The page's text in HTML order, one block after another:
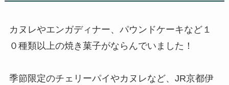
カヌレやエンガディナー、パウンドケーキなど１
０種類以上の焼き菓子がならんでいました！
季節限定のチェリーパイやカヌレなど、JR京都伊